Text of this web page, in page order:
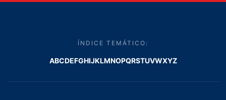
ÍNDICE TEMÁTICO:
ABCDEFGHIJKLMNOPQRSTUVWXYZ